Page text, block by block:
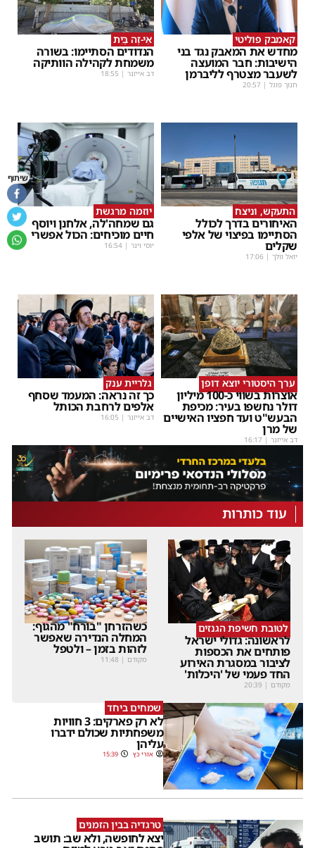
קאמבק פוליטי
מחדש את המאבק נגד בני
הישיבות: חבר המועצה
לשעבר מצטרף לליברמן
חנוך פוגל |
20:57
אֵי-זֶה בַּיִת
הנדודים הסתיימו: בשורה
משמחת לקהילה הוותיקה
דב אייזנר |
18:55
התעקש, וניצח
האיחורים בדרך לכולל
הסתיימו בפיצוי של אלפי
שקלים
יואל וולך |
17:06
יוזמה מרגשת
גם שמחה'לה, אלחנן ויוסף
חיים מוכיחים: הכול אפשרי
יוסי וינר |
16:54
ערך היסטורי יוצא דופן
אוצרות בשווי כ-100 מיליון
דולר נחשפו בעיר: מכיפת
הבעש"ט ועד חפציו האישיים
של מרן
דב אייזנר |
16:17
גלריית ענק
כך זה נראה: המעמד שסחף
אלפים לרחבת הכותל
דב אייזנר |
16:05
עוד כותרות
לטובת חשיפת הגנזים
לראשונה: גדולי ישראל
פותחים את הכספות
לציבור במסגרת האירוע
החד פעמי של 'היכלות'
מקודם |
20:39
כשהזרחן "בורח" מהגוף:
המחלה הנדירה שאפשר
לזהות בזמן – ולטפל
מקודם |
11:48
שמחים ביחד
לא רק פארקים: 3 חוויות
משפחתיות שכולם ידברו
עליהן
אורי כץ 15:39
טרגדיה בבין הזמנים
יצא לחופשה, ולא שב: תושב
שיתוף